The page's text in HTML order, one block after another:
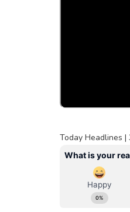
Today Headlines